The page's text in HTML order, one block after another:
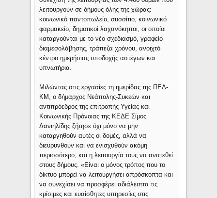
λειτουργούν σε δήμους όλης της χώρας:
κοινωνικό παντοπωλείο, συσσίτιο, κοινωνικό
φαρμακείο, δημοτικοί λαχανόκηποι, οι οποίοι
καταργούνται με το νέο σχεδιασμό, γραφείο
διαμεσολάβησης, τράπεζα χρόνου, ανοιχτό
κέντρο ημερήσιας υποδοχής αστέγων και
υπνωτήρια.
Μιλώντας στις εργασίες τη ημερίδας της ΠΕΔ-
ΚΜ, ο δήμαρχος Νεάπολης-Συκεών και
αντιπρόεδρος της επιτροπής Υγείας και
Κοινωνικής Πρόνοιας της ΚΕΔΕ Σίμος
Δανιηλίδης ζήτησε όχι μόνο να μην
καταργηθούν αυτές οι δομές, αλλά να
διευρυνθούν και να ενισχυθούν ακόμη
περισσότερο, και η λειτουργία τους να ανατεθεί
στους δήμους. «Είναι ο μόνος τρόπος που το
δίκτυο μπορεί να λειτουργήσει απρόσκοπτα και
να συνεχίσει να προσφέρει αδιάλειπτα τις
κρίσιμες και ευαίσθητες υπηρεσίες στις